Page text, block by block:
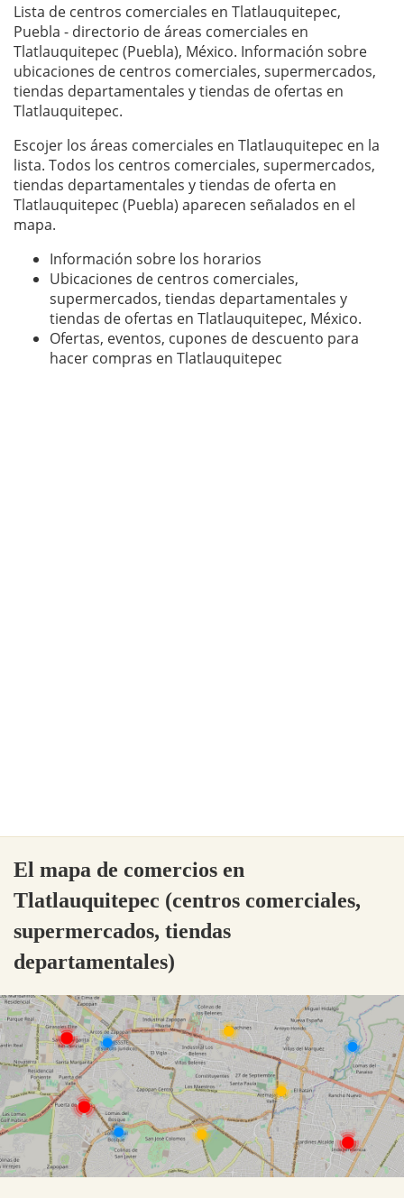
Lista de centros comerciales en Tlatlauquitepec,
Puebla - directorio de áreas comerciales en
Tlatlauquitepec (Puebla), México. Información sobre
ubicaciones de centros comerciales, supermercados,
tiendas departamentales y tiendas de ofertas en
Tlatlauquitepec.
Escojer los áreas comerciales en Tlatlauquitepec en la
lista. Todos los centros comerciales, supermercados,
tiendas departamentales y tiendas de oferta en
Tlatlauquitepec (Puebla) aparecen señalados en el
mapa.
Información sobre los horarios
Ubicaciones de centros comerciales,
supermercados, tiendas departamentales y
tiendas de ofertas en Tlatlauquitepec, México.
Ofertas, eventos, cupones de descuento para
hacer compras en Tlatlauquitepec
El mapa de comercios en
Tlatlauquitepec (centros comerciales,
supermercados, tiendas
departamentales)